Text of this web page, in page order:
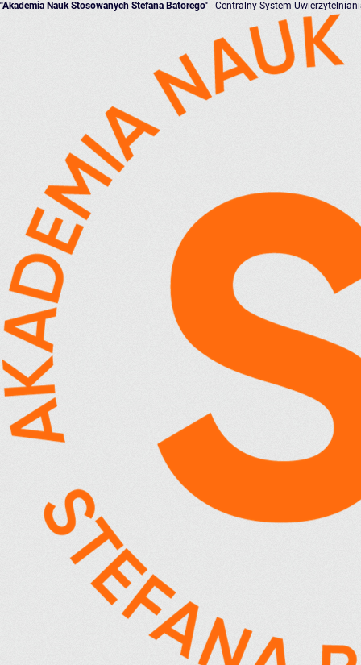
"Akademia Nauk Stosowanych Stefana Batorego" - Centralny System